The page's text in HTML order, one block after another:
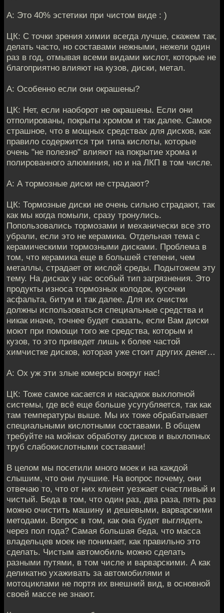
А: Это 40% эстетики при чистом виде : )
ЦК: С точки зрения химии всегда лучше, скажем так,
делать часто, но составами нежными, нежели один
раз в год, отмывая всеми видами кислот, которые не
благоприятно влияют на кузов, диски, метал.
А: Особенно если они окрашены?
ЦК: Нет, если наоборот не окрашены. Если они
отполированы, покрыты хромом и так далее. Самое
страшное, что в мощных средствах для дисков, как
правило содержится три типа кислоты, которые
очень "не полезно" влияют на покрытие хрома и
полированного алюминия, но и на ЛКП в том числе.
А: А тормозные диски не страдают?
ЦК: Тормозные диски не очень сильно страдают, так
как мы когда помыли, сразу тронулись.
Попользовались тормозами и механически все это
убрали, если это не керамика. Отдельная тема с
керамическими тормозными дисками. Проблема в
том, что керамика еще в большей степени, чем
металлы, страдает от кислой среды. Подытожем эту
тему. На дисках у нас особый тип загрязнения. Это
продукты износа тормозных колодок, кусочки
асфальта, битум и так далее. Для их очистки
должны использоваться специальные средства и
никак иначе, точнее будет сказать, если Вам диски
моют при помощи того же средства, которым и
кузов, то это приведет лишь к более частой
химчистке дисков, которая уже стоит других денег…
А: Ох уж эти злые комерсы вокруг нас!
ЦК: Тоже самое касается и насадкок выхлопной
системы, где всё еще больше усугубляется, так как
там температуры выше. Мы их тоже обрабатывает
специальными кислотными составами. В общем
требуйте на мойках обработку дисков и выхлопных
труб слабокислотными составами!
В целом мы посетили много моек и на каждой
слышим, что они лучшие. На вопрос почему, они
отвечаю то, что от них клиент уезжает счастливый и
чистый. Беда в том, что один раз, два раза, пять раз
можно очистить машину и дешевыми, варварскими
методами. Вопрос в том, как она будет выглядеть
через пол года? Самая большая беда, что масса
владельцев моек не понимает, как правильно это
сделать. Чистым автомобиль можно сделать
разными путями, в том числе и варварскими. А как
деликатно ухаживать за автомобилями и
мотоциклами не портя их внешний вид, в основной
своей массе не знают.